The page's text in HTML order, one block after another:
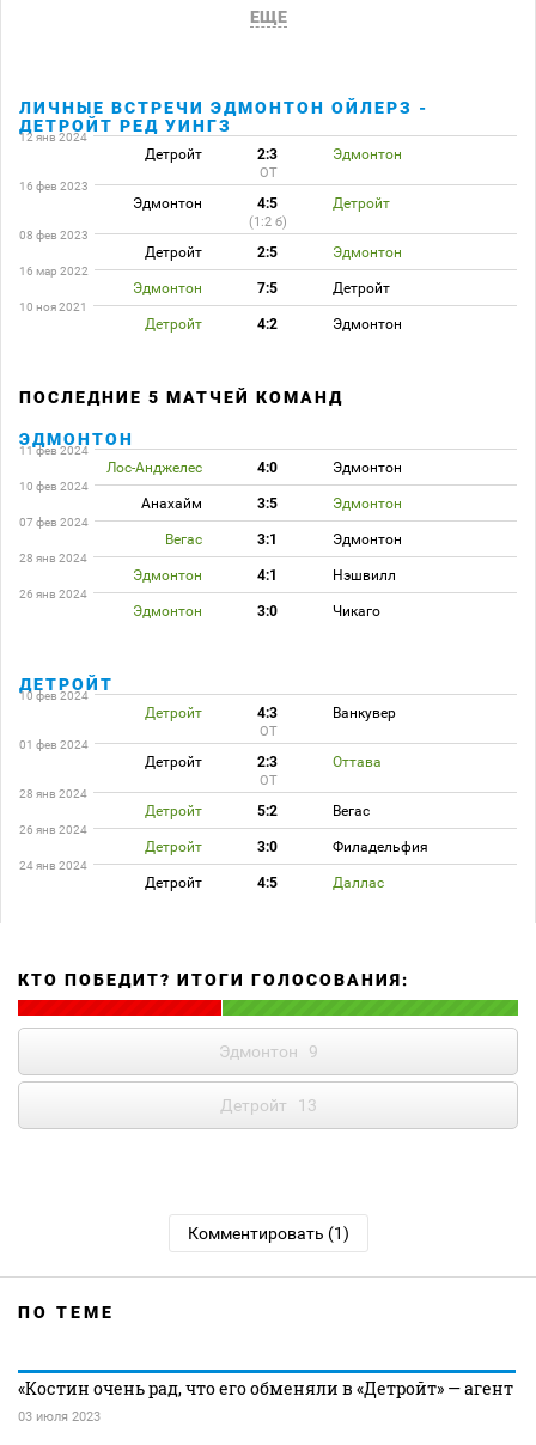
ЕЩЕ
ЛИЧНЫЕ ВСТРЕЧИ ЭДМОНТОН ОЙЛЕРЗ -
ДЕТРОЙТ РЕД УИНГЗ
12 янв 2024
Детройт 2:3 Эдмонтон
ОТ
16 фев 2023
Эдмонтон 4:5 Детройт
(1:2 б)
08 фев 2023
Детройт 2:5 Эдмонтон
16 мар 2022
Эдмонтон 7:5 Детройт
10 ноя 2021
Детройт 4:2 Эдмонтон
ПОСЛЕДНИЕ 5 МАТЧЕЙ КОМАНД
ЭДМОНТОН
11 фев 2024
Лос-Анджелес 4:0 Эдмонтон
10 фев 2024
Анахайм 3:5 Эдмонтон
07 фев 2024
Вегас 3:1 Эдмонтон
28 янв 2024
Эдмонтон 4:1 Нэшвилл
26 янв 2024
Эдмонтон 3:0 Чикаго
ДЕТРОЙТ
10 фев 2024
Детройт 4:3 Ванкувер
ОТ
01 фев 2024
Детройт 2:3 Оттава
ОТ
28 янв 2024
Детройт 5:2 Вегас
26 янв 2024
Детройт 3:0 Филадельфия
24 янв 2024
Детройт 4:5 Даллас
КТО ПОБЕДИТ? ИТОГИ ГОЛОСОВАНИЯ:
Эдмонтон 9
Детройт 13
Комментировать (1)
ПО ТЕМЕ
«Костин очень рад, что его обменяли в «Детройт» — агент
03 июля 2023